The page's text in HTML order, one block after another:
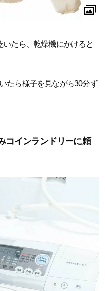
たら、乾燥機にかけると
たら様子を見ながら30分ず
コインランドリーに頼